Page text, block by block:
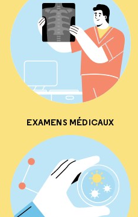
EXAMENS MÉDICAUX